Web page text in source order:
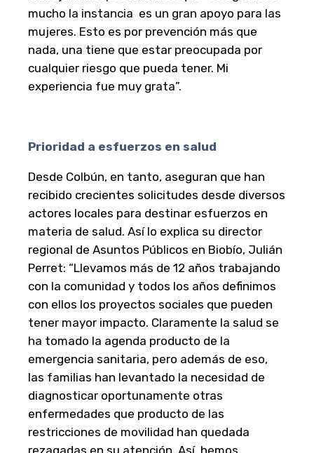
mucho la instancia es un gran apoyo para las
mujeres. Esto es por prevención más que
nada, una tiene que estar preocupada por
cualquier riesgo que pueda tener. Mi
experiencia fue muy grata”.
Prioridad a esfuerzos en salud
Desde Colbún, en tanto, aseguran que han
recibido crecientes solicitudes desde diversos
actores locales para destinar esfuerzos en
materia de salud. Así lo explica su director
regional de Asuntos Públicos en Biobío, Julián
Perret: “Llevamos más de 12 años trabajando
con la comunidad y todos los años definimos
con ellos los proyectos sociales que pueden
tener mayor impacto. Claramente la salud se
ha tomado la agenda producto de la
emergencia sanitaria, pero además de eso,
las familias han levantado la necesidad de
diagnosticar oportunamente otras
enfermedades que producto de las
restricciones de movilidad han quedada
rezagadas en su atención. Así, hemos